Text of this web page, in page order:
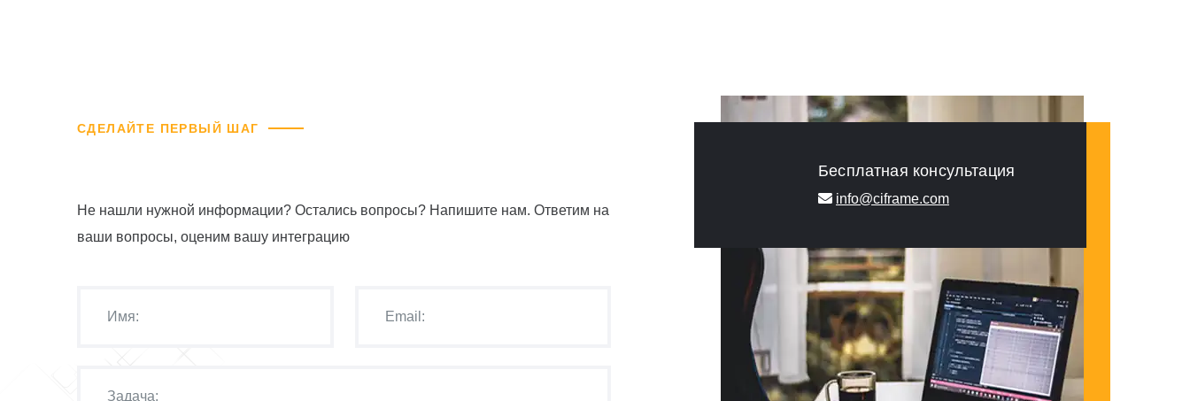
Бесплатная консультация
info@ciframe.com
СДЕЛАЙТЕ ПЕРВЫЙ ШАГ
Не нашли нужной информации? Остались вопросы? Напишите нам. Ответим на
ваши вопросы, оценим вашу интеграцию